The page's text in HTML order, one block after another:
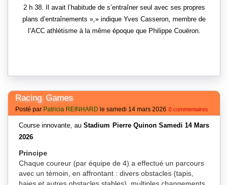
2 h 38. Il avait l’habitude de s’entraîner seul avec ses propres
plans d’entraînements »,
indique Yves Casseron, membre de
l’ACC athlétisme à la même époque que Philippe Couëron.
Racing Games
Posté par Patricia REINHARD le samedi 14 mars 2026 0 commentaires
Course innovante, auStadium Pierre Quinon Samedi 14 Mars
2026
Principe
Chaque coureur (par équipe de 4) a effectué un parcours
avec un témoin, en affrontant : divers obstacles (tapis,